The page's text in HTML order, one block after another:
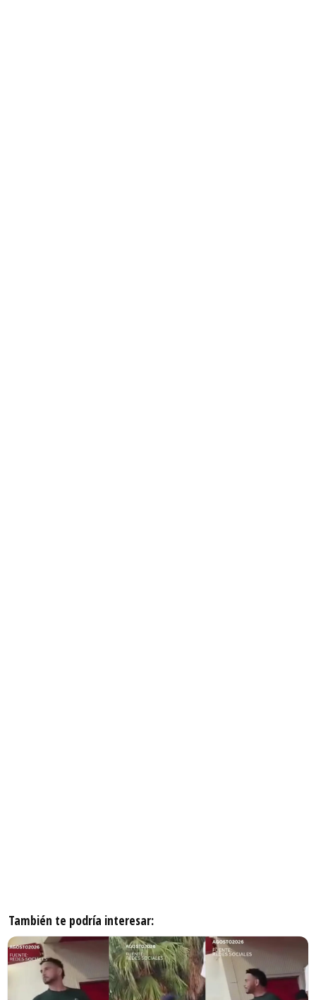
También te podría interesar: